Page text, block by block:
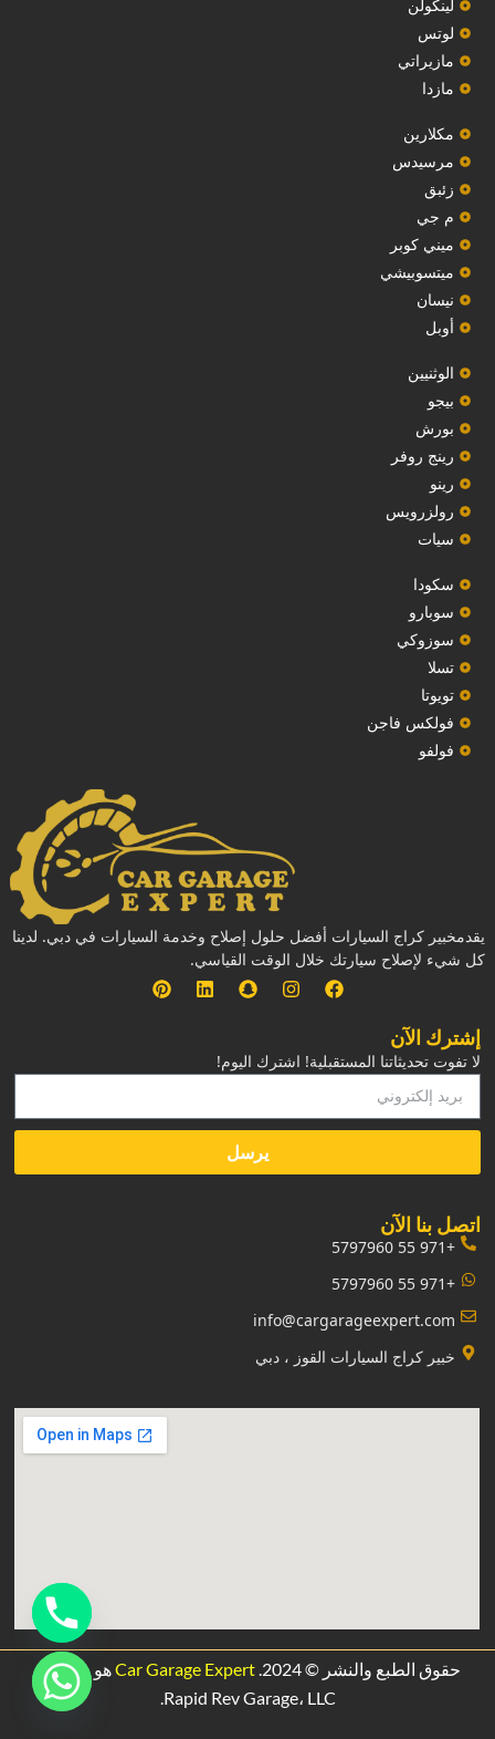
لينكولن
‏لوتس‏
مازيراتي
مازدا
مكلارين
مرسيدس
‏زئبق‏
م جي
ميني كوبر
ميتسوبيشي
نيسان
أوبل
‏الوثنيين‏
بيجو
بورش
رينج روفر
رينو
رولزرويس
سيات
سكودا
‏سوبارو‏
سوزوكي
تسلا
تويوتا
فولكس فاجن
فولفو
يقدمخبير كراج السيارات أفضل حلول إصلاح وخدمة السيارات في دبي. لدينا
كل شيء لإصلاح سيارتك خلال الوقت القياسي.
إشترك الآن
لا تفوت تحديثاتنا المستقبلية! اشترك اليوم!
يرسل
‏اتصل بنا الآن‏
+971 55 5797960
+971 55 5797960
info@cargarageexpert.com
‏خبير كراج السيارات القوز ، دبي‏
حقوق الطبع والنشر © 2024. Car Garage Expertهو مشروع
Rapid Rev Garage، LLC
.